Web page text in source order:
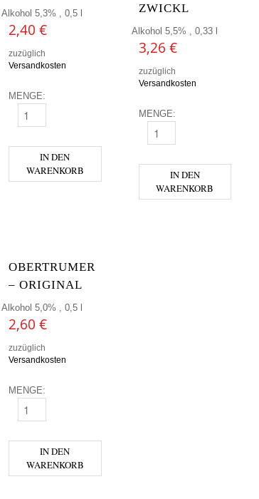
Alkohol 5,3% , 0,5 l
2,40 €
zuzüglich
Versandkosten
MENGE:
HOFSTETTNER - KÜBELBIER MENGE
IN DEN
WARENKORB
ZWICKL
Alkohol 5,5% , 0,33 l
3,26 €
zuzüglich
Versandkosten
MENGE:
HOFSTETTNER -
IN DEN
WARENKORB
OBERTRUMER
– ORIGINAL
Alkohol 5,0% , 0,5 l
2,60 €
zuzüglich
Versandkosten
MENGE:
OBERTRUMER - ORIGINAL MENGE
IN DEN
WARENKORB